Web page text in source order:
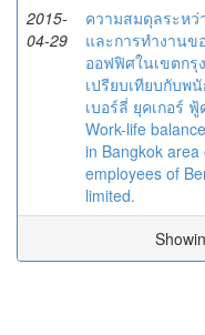
2015-
04-29
ความสมดุลระห
และการทำงานข
ออฟฟิศในเขตกรุ
เปรียบเทียบกับพ
เบอร์ลี่ ยุคเกอร์
Work-life
in Bangkok area
employees of
limited.